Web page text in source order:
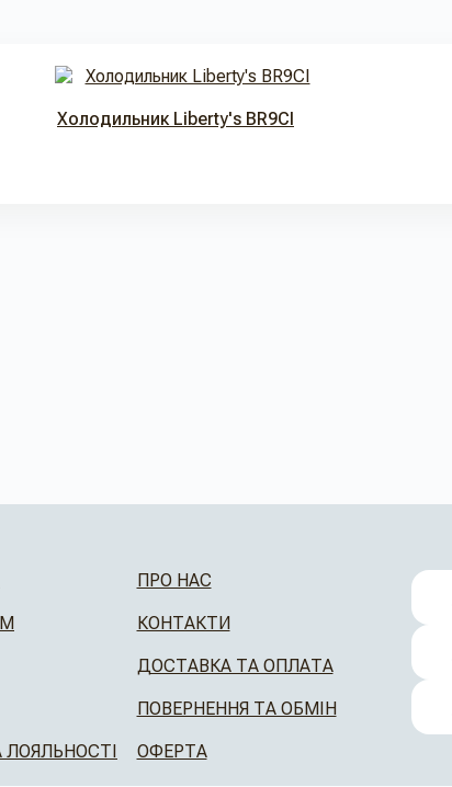
Холодильник Liberty's BR9CI
ПРО НАС
КОНТАКТИ
ДОСТАВКА ТА ОПЛАТА
ПОВЕРНЕННЯ ТА ОБМІН
ОФЕРТА